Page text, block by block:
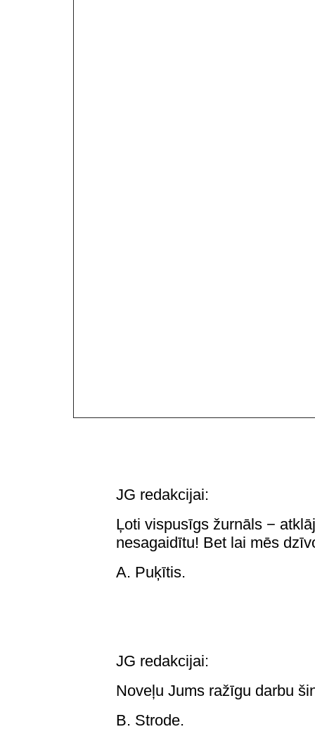
JG redakcijai:
Ļoti vispusīgs žurnāls −
nesagaidītu! Bet lai mēs
A. Puķītis.
JG redakcijai:
Noveļu Jums ražīgu darbu
B. Strode.